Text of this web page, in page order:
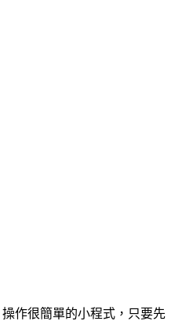
操作很簡單的小程式，只要先